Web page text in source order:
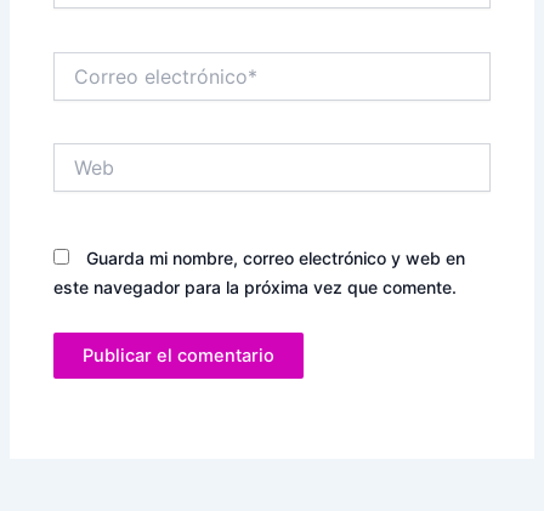
electrónico*
Guarda mi nombre, correo electrónico y web en
este navegador para la próxima vez que comente.